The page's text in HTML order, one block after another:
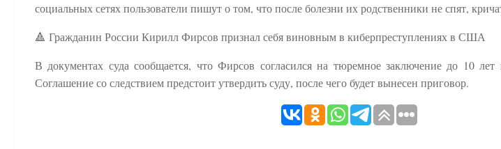
социальных сетях пользователи пишут о том, что после болезни их родственники не спят,
🔺 Гражданин России Кирилл Фирсов признал себя виновным в киберпреступлениях в США
В документах суда сообщается, что Фирсов согласился на тюремное заключение до 10
Соглашение со следствием предстоит утвердить суду, после чего будет вынесен приговор.